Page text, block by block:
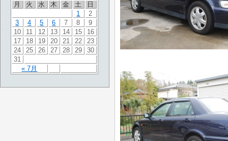
月
火 水 木 金 土 日
« 7月
1
2
3
4 5 6 7 8
9
10
11 12 13 14 15
16
17
18 19 20 21 22
23
24
25 26 27 28 29
30
31